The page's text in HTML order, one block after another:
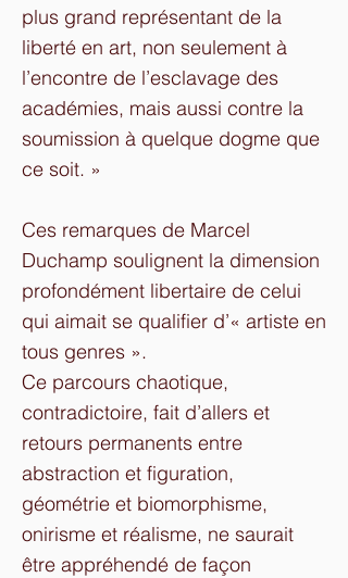
plus grand représentant de la
liberté en art, non seulement à
l’encontre de l’esclavage des
académies, mais aussi contre la
soumission à quelque dogme que
ce soit. »
Ces remarques de Marcel
Duchamp soulignent la dimension
profondément libertaire de celui
qui aimait se qualifier d’« artiste en
tous genres ».
Ce parcours chaotique,
contradictoire, fait d’allers et
retours permanents entre
abstraction et figuration,
géométrie et biomorphisme,
onirisme et réalisme, ne saurait
être appréhendé de façon